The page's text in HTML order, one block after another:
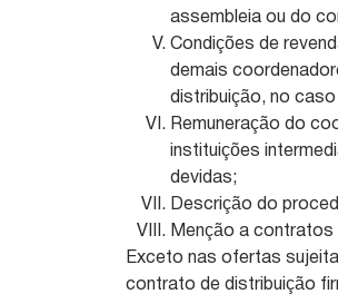
assembleia ou do
Condições de
demais
distribuição, no
Remuneração do
instituições
devidas;
Descrição do
Menção a
Exceto nas ofertas
contrato de distribuição